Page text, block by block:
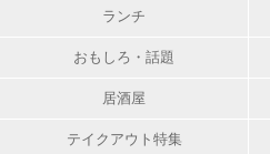
ランチ
おもしろ・話題
居酒屋
テイクアウト特集